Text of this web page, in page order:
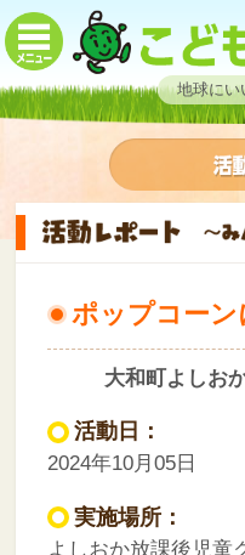
地球にい
ポップコーン
大和町よしお
活動日：
2024年10月05日
実施場所：
よしおか放課後児童